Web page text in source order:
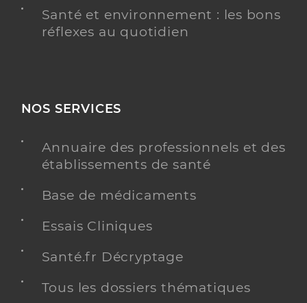
Santé et environnement : les bons
réflexes au quotidien
NOS SERVICES
Annuaire des professionnels et des
établissements de santé
Base de médicaments
Essais Cliniques
Santé.fr Décryptage
Tous les dossiers thématiques